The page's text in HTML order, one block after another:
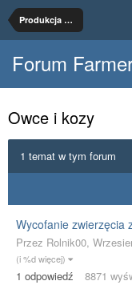
Produkcja zwierzęca
Forum
Owce i kozy
1 temat w tym forum
Wycofanie zwierzęcia
Przez Rolnik00,
(i %d więcej)
1 odpowiedź 8871